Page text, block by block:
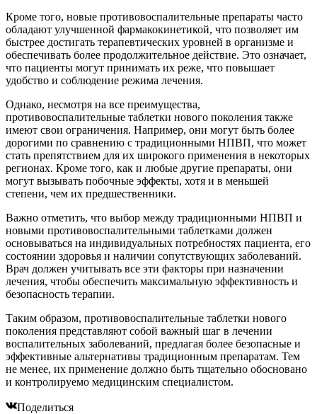
Кроме того, новые противовоспалительные препараты часто
обладают улучшенной фармакокинетикой, что позволяет им
быстрее достигать терапевтических уровней в организме и
обеспечивать более продолжительное действие. Это означает,
что пациенты могут принимать их реже, что повышает
удобство и соблюдение режима лечения.
Однако, несмотря на все преимущества,
противовоспалительные таблетки нового поколения также
имеют свои ограничения. Например, они могут быть более
дорогими по сравнению с традиционными НПВП, что может
стать препятствием для их широкого применения в некоторых
регионах. Кроме того, как и любые другие препараты, они
могут вызывать побочные эффекты, хотя и в меньшей
степени, чем их предшественники.
Важно отметить, что выбор между традиционными НПВП и
новыми противовоспалительными таблетками должен
основываться на индивидуальных потребностях пациента, его
состоянии здоровья и наличии сопутствующих заболеваний.
Врач должен учитывать все эти факторы при назначении
лечения, чтобы обеспечить максимальную эффективность и
безопасность терапии.
Таким образом, противовоспалительные таблетки нового
поколения представляют собой важный шаг в лечении
воспалительных заболеваний, предлагая более безопасные и
эффективные альтернативы традиционным препаратам. Тем
не менее, их применение должно быть тщательно обосновано
и контролируемо медицинским специалистом.
Поделиться